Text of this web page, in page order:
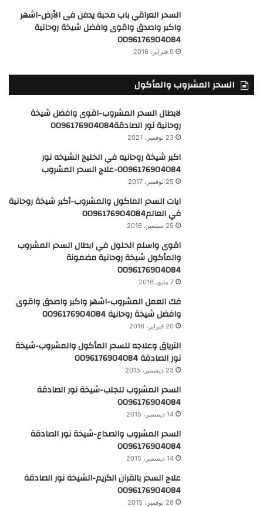
السحر العراقي باب محبة يدفن فى الأرض-اشهر
واكبر واصدق واقوى وافضل شيخة روحانية
0096176904084
9 فبراير، 2016
السحر المشروب والمأكول
لابطال السحر المشروب-اقوى وافضل شيخة
روحانية نور الصادقة0096176904084
23 نوفمبر، 2021
اكبر شيخة روحانيه في الخليج الشيخه نور
0096176904084-علاج السحر المشروب
25 نوفمبر، 2017
ايات السحر الماكول والمشروب-أكبر شيخة روحانية
في العالم0096176904084
25 سبتمبر، 2016
اقوى واسلم الحلول في ابطال السحر المشروب
والمأكول شيخة روحانية مضمونة
0096176904084
7 مايو، 2016
فك العمل المشروب-اشهر واكبر واصدق واقوى
وافضل شيخة روحانية 0096176904084
20 فبراير، 2016
الترياق وعلاجه للسحر المأكول والمشروب-شيخة
نور الصادقة 0096176904084
23 ديسمبر، 2015
السحر المشروب للجلب-شيخة نور الصادقة
0096176904084
14 ديسمبر، 2015
السحر المشروب والصداع-شيخة نور الصادقة
0096176904084
14 ديسمبر، 2015
علاج السحر بالقرآن الكريم-الشيخة نور الصادقة
0096176904084
28 نوفمبر، 2015